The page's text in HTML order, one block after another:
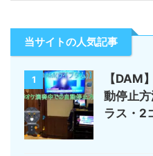
当サイトの人気記事
1
【DAM
動停止
ラス・2